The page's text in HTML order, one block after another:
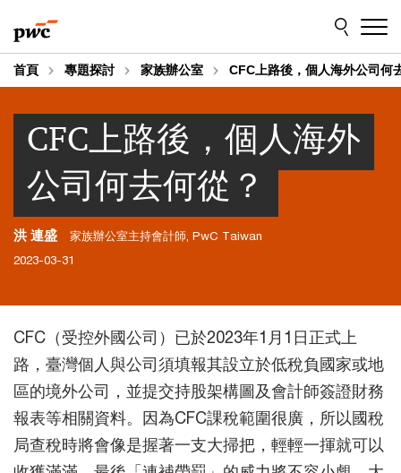
to
content
to
footer
首頁 專題探討 家族辦公室 CFC上路後，個人海外公司何
CFC上路後，個人海外
公司何去何從？
洪 連盛
家族辦公室主持會計師, PwC Taiwan
2023-03-31
CFC（受控外國公司）已於2023年1月1日正式上
路，臺灣個人與公司須填報其設立於低稅負國家或地
區的境外公司，並提交持股架構圖及會計師簽證財務
報表等相關資料。因為CFC課稅範圍很廣，所以國稅
局查稅時將會像是握著一支大掃把，輕輕一揮就可以